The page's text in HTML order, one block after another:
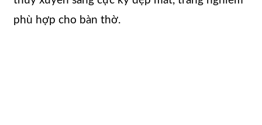
phù hợp cho bàn thờ.